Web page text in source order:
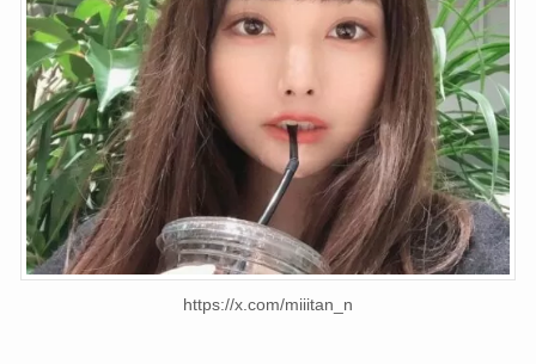
https://x.com/miiitan_n